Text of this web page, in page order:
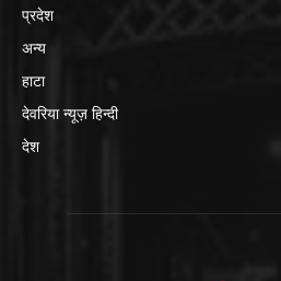
प्रदेश
अन्य
हाटा
देवरिया न्यूज़ हिन्दी
देश